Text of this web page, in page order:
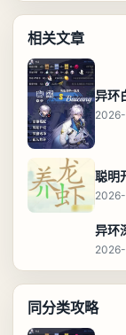
相关文章
异环
同分类攻略